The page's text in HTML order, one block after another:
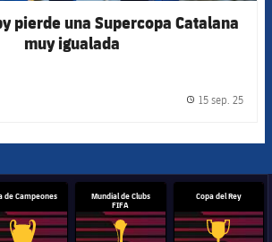
pierde una Supercopa Catalana
muy igualada
15 sep. 25
de Campeones
Mundial de Clubs
FIFA
Copa del Rey